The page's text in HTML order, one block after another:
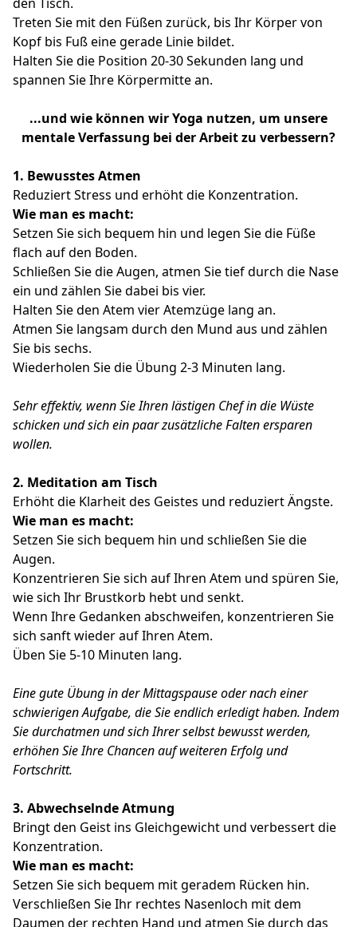
Treten Sie mit den Füßen zurück, bis Ihr Körper von
Kopf bis Fuß eine gerade Linie bildet.
Halten Sie die Position 20-30 Sekunden lang und
spannen Sie Ihre Körpermitte an.
...und wie können wir Yoga nutzen, um unsere
mentale Verfassung bei der Arbeit zu verbessern?
1. Bewusstes Atmen
Reduziert Stress und erhöht die Konzentration.
Wie man es macht:
Setzen Sie sich bequem hin und legen Sie die Füße
flach auf den Boden.
Schließen Sie die Augen, atmen Sie tief durch die Nase
ein und zählen Sie dabei bis vier.
Halten Sie den Atem vier Atemzüge lang an.
Atmen Sie langsam durch den Mund aus und zählen
Sie bis sechs.
Wiederholen Sie die Übung 2-3 Minuten lang.
Sehr effektiv, wenn Sie Ihren lästigen Chef in die Wüste
schicken und sich ein paar zusätzliche Falten ersparen
wollen.
2. Meditation am Tisch
Erhöht die Klarheit des Geistes und reduziert Ängste.
Wie man es macht:
Setzen Sie sich bequem hin und schließen Sie die
Augen.
Konzentrieren Sie sich auf Ihren Atem und spüren Sie,
wie sich Ihr Brustkorb hebt und senkt.
Wenn Ihre Gedanken abschweifen, konzentrieren Sie
sich sanft wieder auf Ihren Atem.
Üben Sie 5-10 Minuten lang.
Eine gute Übung in der Mittagspause oder nach einer
schwierigen Aufgabe, die Sie endlich erledigt haben. Indem
Sie durchatmen und sich Ihrer selbst bewusst werden,
erhöhen Sie Ihre Chancen auf weiteren Erfolg und
Fortschritt.
3. Abwechselnde Atmung
Bringt den Geist ins Gleichgewicht und verbessert die
Konzentration.
Wie man es macht:
Setzen Sie sich bequem mit geradem Rücken hin.
Verschließen Sie Ihr rechtes Nasenloch mit dem
Daumen der rechten Hand und atmen Sie durch das